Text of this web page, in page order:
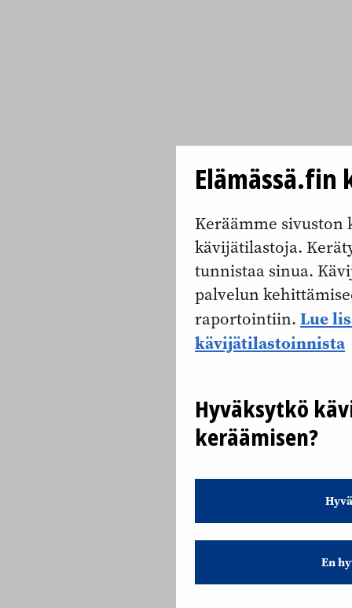
Keräämme sivuston
kävijätilastoja.
tunnistaa sinua.
palvelun
raportointiin. Lue
kävijätilastoinnista
Hyväksytkö
keräämisen?
En